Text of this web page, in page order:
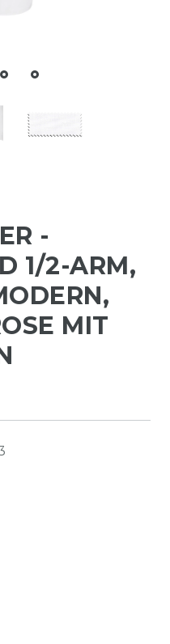
-
1/2-ARM,
MIT